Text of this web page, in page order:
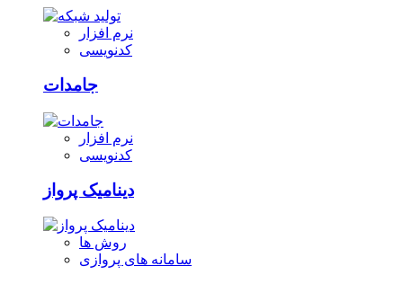
نرم افزار
کدنویسی
جامدات
نرم افزار
کدنویسی
دینامیک پرواز
روش ها
سامانه های پروازی